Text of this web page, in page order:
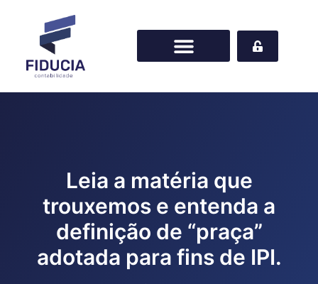
Leia a matéria que
trouxemos e entenda a
definição de “praça”
adotada para fins de IPI.